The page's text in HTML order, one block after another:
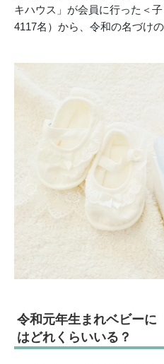
キハウス」が会員に行った＜
4117名）から、令和の名づけ
令和元年生まれベビーに
はどれくらいいる？